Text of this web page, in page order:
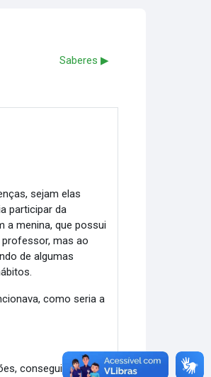
Saberes ▶︎
sejam elas
participar da
a menina, que possui
mas ao
de algumas
como seria a
consegui entender